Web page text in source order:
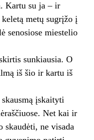
Kartu su ja – ir
metų sugrįžo į
senosiose miestelio
sunkiausia. O
iš šio ir kartu iš
įskaityti
Net kai ir
skaudėti, ne visada